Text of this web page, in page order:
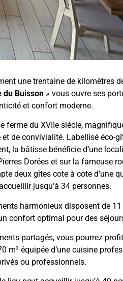
une trentaine de kilomètres
du Buisson » vous ouvre ses
et confort moderne.
ferme du XVIIe siècle,
de convivialité. Labellisé éco-
la bâtisse bénéficie d’une
Dorées et sur la fameuse
deux gîtes cote à cote d’une
jusqu’à 34 personnes.
harmonieux disposent de
confort optimal pour des
partagés, vous pourrez
m² équipée d’une cuisine
ou professionnels.